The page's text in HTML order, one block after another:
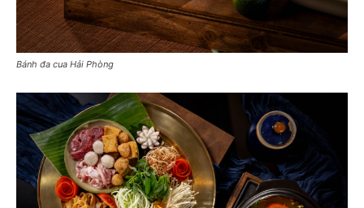
Bánh đa cua Hải Phòng